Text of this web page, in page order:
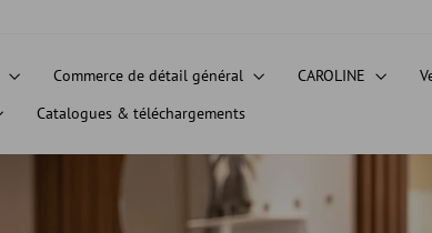
Commerce de détail général CAROLINE
Catalogues & téléchargements